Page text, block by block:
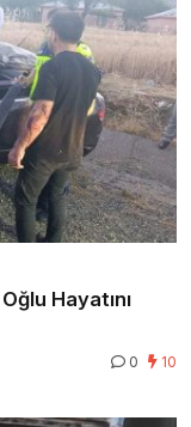
Hayatını
0 10